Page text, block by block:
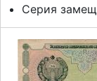
Серия